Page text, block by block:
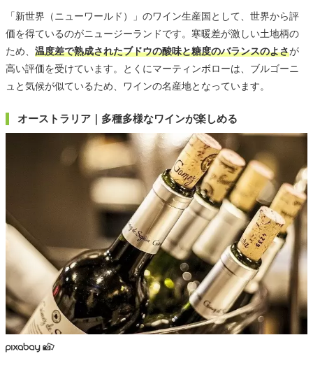
「新世界（ニューワールド）」のワイン生産国として、世界から評
価を得ているのがニュージーランドです。寒暖差が激しい土地柄の
ため、 温度差で熟成されたブドウの酸味と糖度のバランスのよさが
高い評価を受けています。とくにマーティンボローは、ブルゴーニ
ュと気候が似ているため、ワインの名産地となっています。
オーストラリア｜多種多様なワインが楽しめる